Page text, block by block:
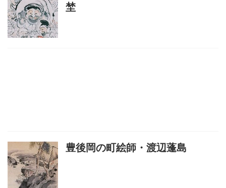
埜
豊後岡の町絵師・渡辺蓬島